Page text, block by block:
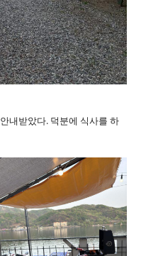
내받았다. 덕분에 식사를 하